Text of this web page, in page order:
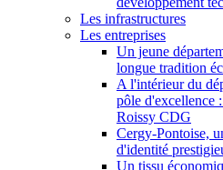
Les infrastructures
Les entreprises
Un jeune
longue tradition
A l'intérieur du
pôle d'excellence
Roissy CDG
Cergy-Pontoise,
d'identité
Un tissu